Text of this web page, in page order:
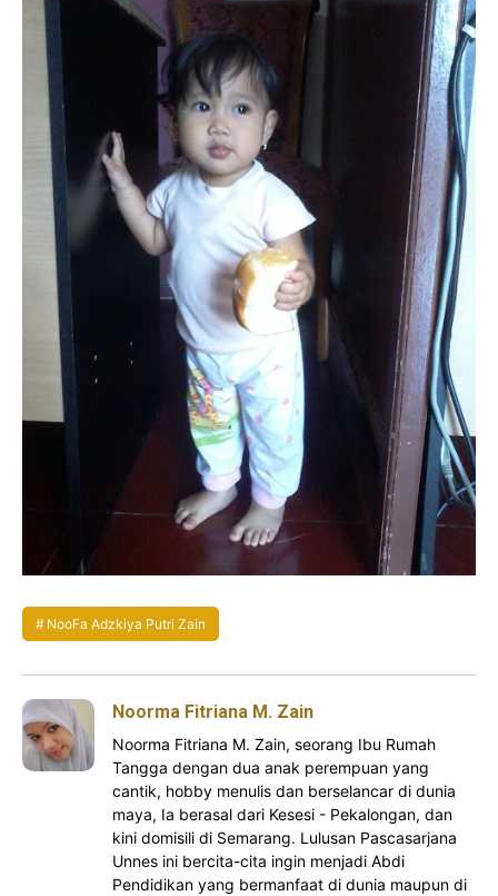
NooFa Adzkiya Putri Zain
Noorma Fitriana M. Zain
Noorma Fitriana M. Zain, seorang Ibu Rumah
Tangga dengan dua anak perempuan yang
cantik, hobby menulis dan berselancar di dunia
maya, Ia berasal dari Kesesi - Pekalongan, dan
kini domisili di Semarang. Lulusan Pascasarjana
Unnes ini bercita-cita ingin menjadi Abdi
Pendidikan yang bermanfaat di dunia maupun di